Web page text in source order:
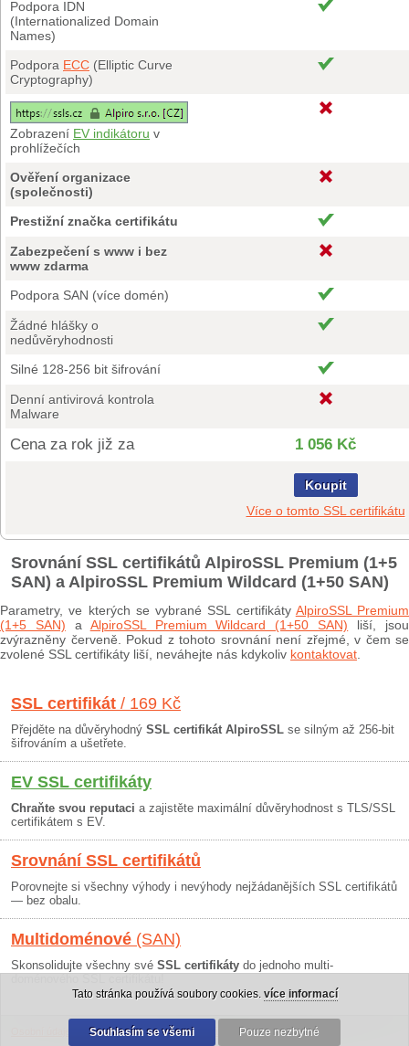
Podpora IDN
(Internationalized Domain
Names)
Podpora ECC (Elliptic Curve
Cryptography)
Zobrazení EV indikátoru v
prohlížečích
Ověření organizace
(společnosti)
Prestižní značka certifikátu
Zabezpečení s www i bez
www zdarma
Podpora SAN (více domén)
Žádné hlášky o
nedůvěryhodnosti
Silné 128-256 bit šifrování
Denní antivirová kontrola
Malware
Cena za rok již za 1 056 Kč
Koupit
Více o tomto SSL certifikátu
Srovnání SSL certifikátů AlpiroSSL Premium (1+5
SAN) a AlpiroSSL Premium Wildcard (1+50 SAN)
Parametry, ve kterých se vybrané SSL certifikáty AlpiroSSL Premium
(1+5 SAN) a AlpiroSSL Premium Wildcard (1+50 SAN) liší, jsou
zvýrazněny červeně. Pokud z tohoto srovnání není zřejmé, v čem se
zvolené SSL certifikáty liší, neváhejte nás kdykoliv kontaktovat
SSL certifikát / 169 Kč
Přejděte na důvěryhodný SSL certifikát AlpiroSSL se silným až 256-bit
šifrováním a ušetřete.
EV SSL certifikáty
Chraňte svou reputaci a zajistěte maximální důvěryhodnost s TLS/SSL
certifikátem s EV.
Srovnání SSL certifikátů
Porovnejte si všechny výhody i nevýhody nejžádanějších SSL certifikátů
— bez obalu.
Multidoménové (SAN)
Skonsolidujte všechny své SSL certifikáty do jednoho multi-
Obchodní podmínky|30 dní záruka
Tato stránka používá soubory cookies. více informací
Souhlasím se všemi Pouze nezbytné